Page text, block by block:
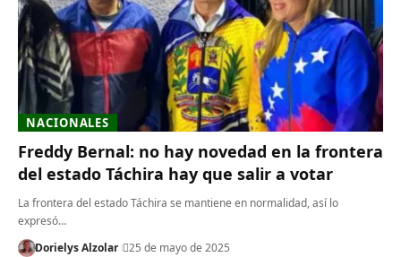
NACIONALES
Freddy Bernal: no hay novedad en la frontera
del estado Táchira hay que salir a votar
La frontera del estado Táchira se mantiene en normalidad, así lo
expresó…
Dorielys Alzolar
25 de mayo de 2025